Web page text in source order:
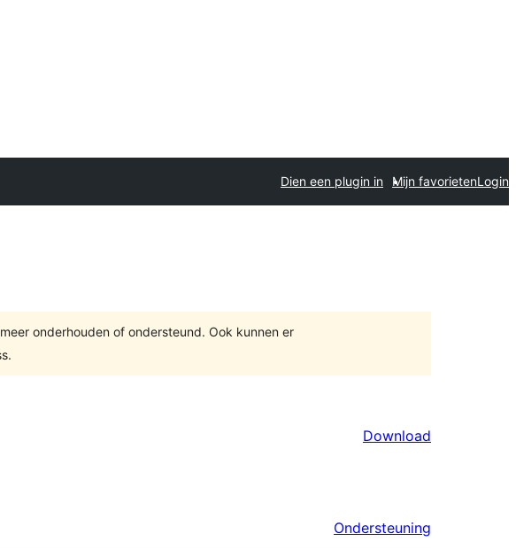
Dien een plugin in Mijn favorietenLogin
onderhouden of ondersteund. Ook kunnen er
Download
Ondersteuning